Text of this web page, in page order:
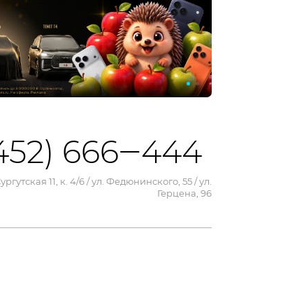
666‒444
11, к. 4/6 / ул. Федюнинского, 55 / ул.
Герцена, 96